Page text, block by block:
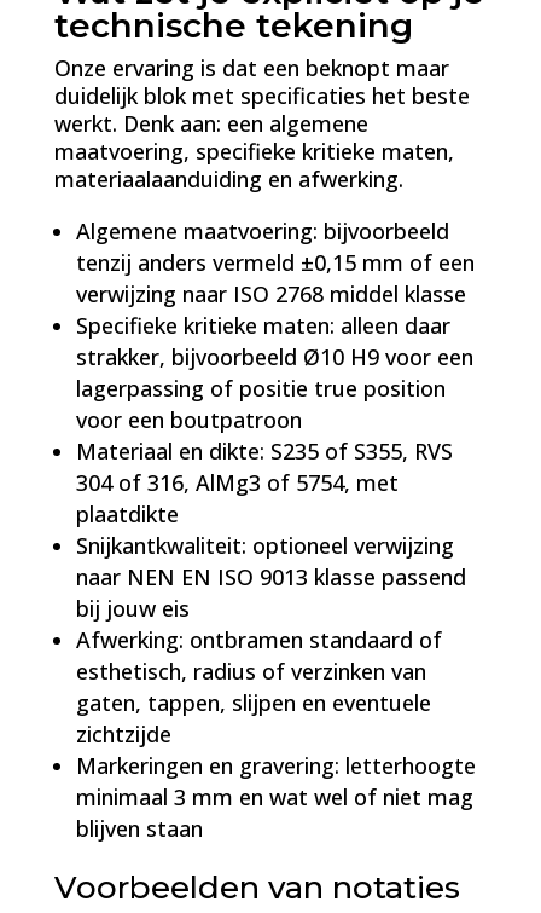
technische tekening
Onze ervaring is dat een beknopt maar
duidelijk blok met specificaties het beste
werkt. Denk aan: een algemene
maatvoering, specifieke kritieke maten,
materiaalaanduiding en afwerking.
Algemene maatvoering: bijvoorbeeld
tenzij anders vermeld ±0,15 mm of een
verwijzing naar ISO 2768 middel klasse
Specifieke kritieke maten: alleen daar
strakker, bijvoorbeeld Ø10 H9 voor een
lagerpassing of positie true position
voor een boutpatroon
Materiaal en dikte: S235 of S355, RVS
304 of 316, AlMg3 of 5754, met
plaatdikte
Snijkantkwaliteit: optioneel verwijzing
naar NEN EN ISO 9013 klasse passend
bij jouw eis
Afwerking: ontbramen standaard of
esthetisch, radius of verzinken van
gaten, tappen, slijpen en eventuele
zichtzijde
Markeringen en gravering: letterhoogte
minimaal 3 mm en wat wel of niet mag
blijven staan
Voorbeelden van notaties